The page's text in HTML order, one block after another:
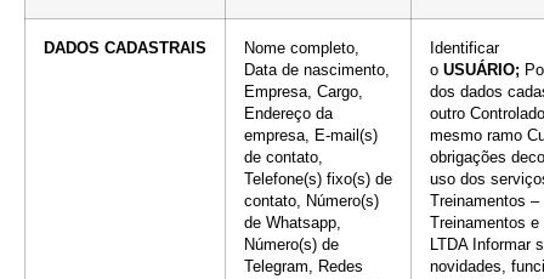
DADOS CADASTRAIS
Nome completo,
Data de nascimento,
Empresa, Cargo,
Endereço da
empresa, E-mail(s)
de contato,
Telefone(s) fixo(s) de
contato, Número(s)
de Whatsapp,
Número(s) de
Telegram, Redes
Identificar
o USUÁRIO;
dos dados
outro
mesmo ramo
obrigações
uso dos
Treinamentos
Treinamentos
LTDA Informar
novidades,